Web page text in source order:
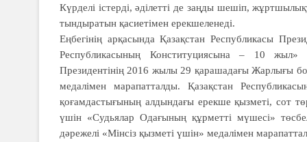
Күрделі істерді, әділетті де заңды шешіп,
тындыратын қасиетімен ерекшеленеді.
Еңбегінің арқасында Қазақстан Республикасы
Республикасының Конституциясына – 10 жыл»
Президентінің 2016 жылы 29 қарашадағы Жарлығы
медалімен марапатталды. Қазақстан
қоғамдастығының алдындағы ерекше қызметі, сот
үшін «Судьялар Одағының құрметті мүшесі»
дәрежелі «Мінсіз қызметі үшін» медалімен